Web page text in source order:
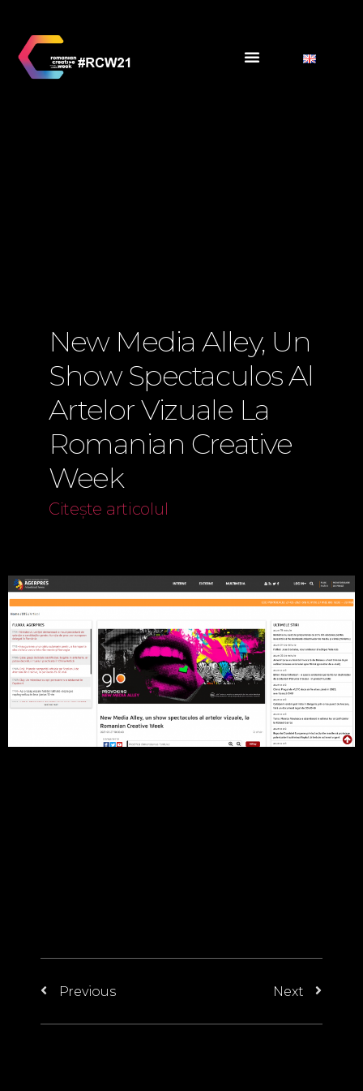
New Media Alley, Un
Show Spectaculos Al
Artelor Vizuale La
Romanian Creative
Week
Citește articolul
Previous Next